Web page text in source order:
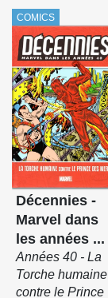
COMICS
Décennies -
Marvel dans
les années ...
Années 40 - La
Torche humaine
contre le Prince